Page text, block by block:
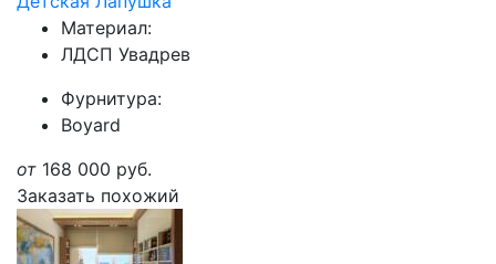
Материал:
ЛДСП Увадрев
Фурнитура:
Boyard
от 168 000 руб.
Заказать похожий